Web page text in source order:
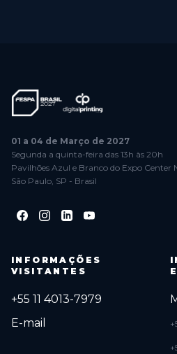
01 a 04 de Março de 2027
Segunda a quinta-feira das 13h às 20h
Pavilhões Azul e Branco do Expo Center
São Paulo, SP - Brasil
INFORMAÇÕES
VISITANTES
+55 11 4013-7979
E-mail